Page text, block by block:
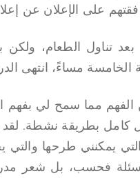
تناول الطعام، ولكن
مساءً، انتهى
مما سمح لي بفهم
بطريقة نشطة.
يمكنني طرحها والتي
فحسب، بل شعر